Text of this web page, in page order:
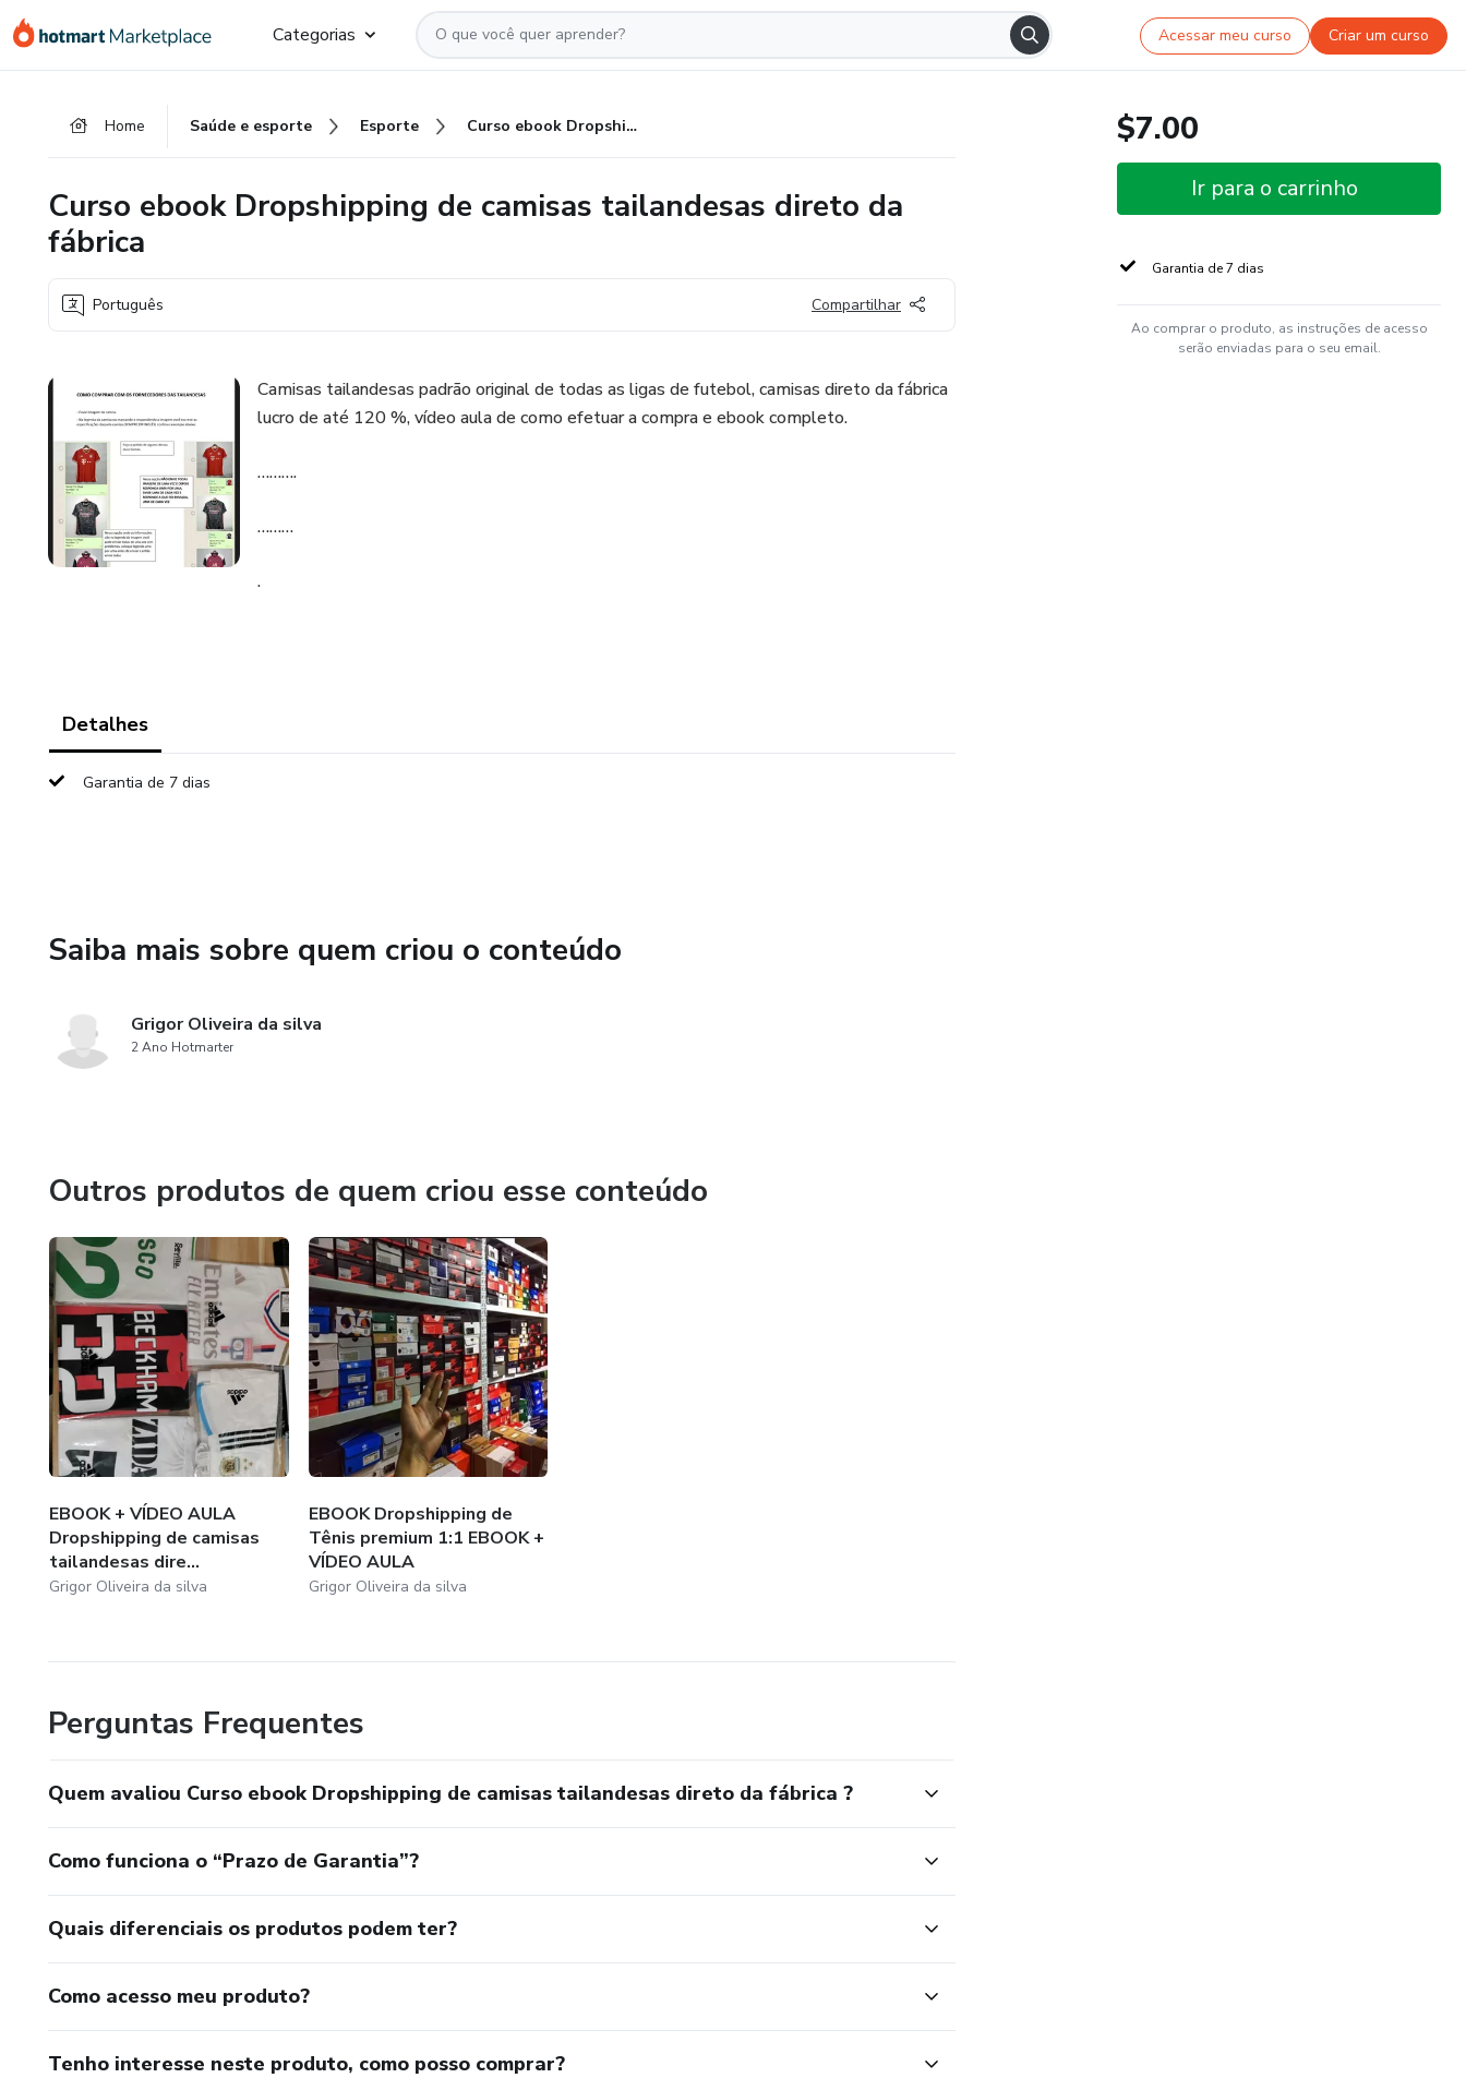
para
para
para
Categorias Acessar meu curso Criar um curso
Home Saúde e esporte Esporte Curso ebook Dropshipping de camisas tailandesas direto da fábrica
Curso ebook Dropshipping de camisas tailandesas direto da
fábrica
Português Compartilhar
Camisas tailandesas padrão original de todas as ligas de futebol, camisas direto da fábrica
lucro de até 120 %, vídeo aula de como efetuar a compra e ebook completo.
……….
………
.
Detalhes
Garantia de 7 dias
Saiba mais sobre quem criou o conteúdo
Grigor Oliveira da silva
2 Ano Hotmarter
Outros produtos de quem criou esse conteúdo
EBOOK + VÍDEO AULA
Dropshipping de camisas
tailandesas dire...
Grigor Oliveira da silva
EBOOK Dropshipping de
Tênis premium 1:1 EBOOK +
VÍDEO AULA
Grigor Oliveira da silva
Perguntas Frequentes
Quem avaliou Curso ebook Dropshipping de camisas tailandesas direto da fábrica ?
Como funciona o “Prazo de Garantia”?
Quais diferenciais os produtos podem ter?
Como acesso meu produto?
Tenho interesse neste produto, como posso comprar?
$7.00
Ir para o carrinho
Garantia de 7 dias
Ao comprar o produto, as instruções de acesso
serão enviadas para o seu email.